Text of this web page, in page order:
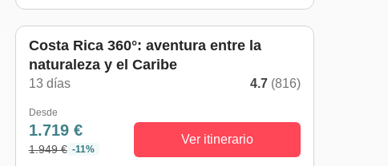
Costa Rica 360°: aventura entre la
naturaleza y el Caribe
13 días 4.7 (816)
Desde
1.719 €
1.949 € -11%
Ver itinerario